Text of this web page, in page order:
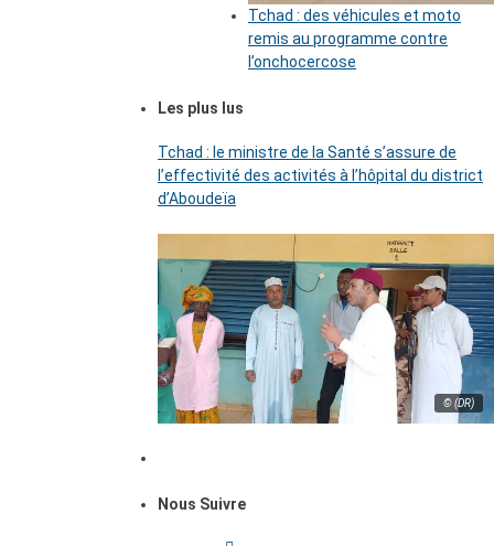
Tchad : des véhicules et moto
remis au programme contre
l’onchocercose
Les plus lus
Tchad : le ministre de la Santé s’assure de
l’effectivité des activités à l’hôpital du district
d’Aboudeïa
© (DR)
Nous Suivre